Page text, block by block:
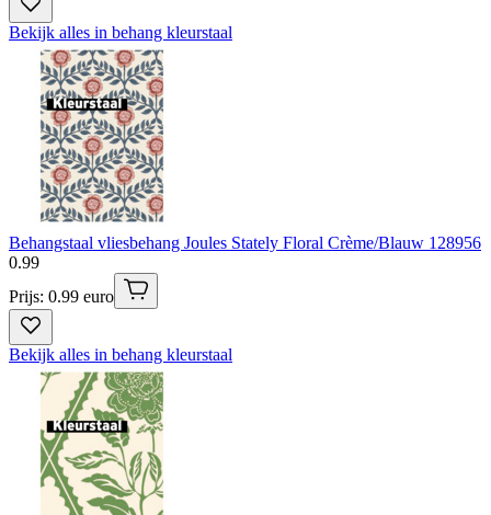
Bekijk alles in behang kleurstaal
Behangstaal vliesbehang Joules Stately Floral Crème/Blauw 128956
0.99
Prijs: 0.99 euro
Bekijk alles in behang kleurstaal